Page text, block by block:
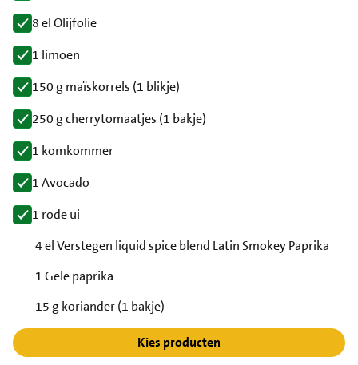
8 el Olijfolie
1 limoen
150 g maïskorrels (1 blikje)
250 g cherrytomaatjes (1 bakje)
1 komkommer
1 Avocado
1 rode ui
4 el Verstegen liquid spice blend Latin Smokey Paprika
1 Gele paprika
15 g koriander (1 bakje)
Kies producten